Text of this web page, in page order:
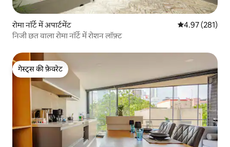
रोमा नॉर्टे में अपार्टमेंट औसत रेटिंग 5 में से
4.97 (281)
निजी छत वाला रोमा नॉर्टे में रोशन लॉफ़्ट
गेस्ट्स की फ़ेवरेट
गेस्ट्स की फ़ेवरेट